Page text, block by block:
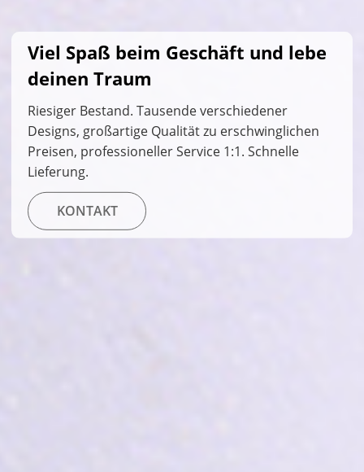
Viel Spaß beim Geschäft und lebe
deinen Traum
Riesiger Bestand. Tausende verschiedener
Designs, großartige Qualität zu erschwinglichen
Preisen, professioneller Service 1:1. Schnelle
Lieferung.
KONTAKT